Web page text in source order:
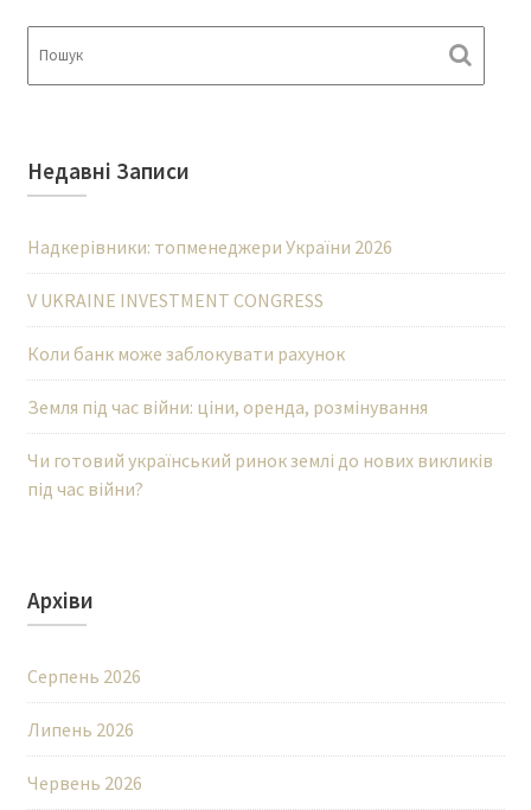
Недавні Записи
Надкерівники: топменеджери України 2026
V UKRAINE INVESTMENT CONGRESS
Коли банк може заблокувати рахунок
Земля під час війни: ціни, оренда, розмінування
Чи готовий український ринок землі до нових викликів
під час війни?
Архіви
Серпень 2026
Липень 2026
Червень 2026